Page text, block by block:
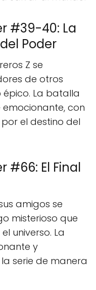
#39-40: La
Poder
Z se
de otros
épico. La batalla
con
el destino del
#66: El Final
amigos se
misterioso que
universo. La
y
serie de manera